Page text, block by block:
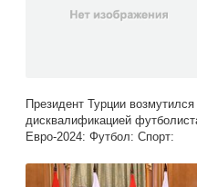
Президент Турции возмутился
дисквалификацией
Евро‑2024: Футбол: Спорт: